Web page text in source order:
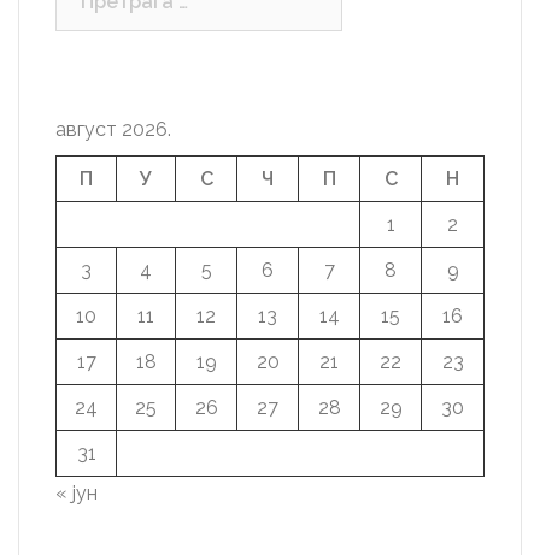
август 2026.
П У С Ч П С
Н
1
2
3
4 5 6 7 8
9
10
11 12 13 14 15
16
17
18 19 20 21 22
23
24
25 26 27 28 29
30
31
« јун